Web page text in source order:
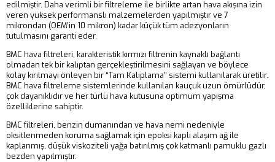
edilmiştir. Daha verimli bir filtreleme ile birlikte artan hava akışına izin
veren yüksek performanslı malzemelerden yapılmıştır ve 7
mikrondan (OEM’in 10 mikron) kadar küçük tüm adezyonların
tutulmasını garanti eder.
BMC hava filtreleri, karakteristik kırmızı filtrenin kaynaklı bağlantı
olmadan tek bir kalıptan gerçekleştirilmesini sağlayan ve böylece
kolay kırılmayı önleyen bir “Tam Kalıplama” sistemi kullanılarak üretilir.
BMC hava filtreleme sistemlerinde kullanılan kauçuk uzun ömürlüdür,
çok dayanıklıdır ve her türlü hava kutusuna optimum yapışma
özelliklerine sahiptir.
BMC filtreleri, benzin dumanından ve hava nemi nedeniyle
oksitlenmeden koruma sağlamak için epoksi kaplı alaşım ağ ile
kaplanmış, düşük viskoziteli yağa batırılmış çok katmanlı pamuklu gazlı
bezden yapılmıştır.